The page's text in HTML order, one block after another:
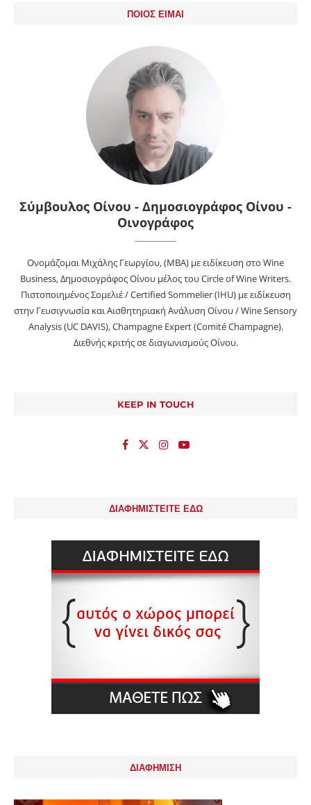
ΠΟΙΟΣ ΕΙΜΑΙ
Σύμβουλος Οίνου - Δημοσιογράφος Οίνου -
Οινογράφος
Ονομάζομαι Μιχάλης Γεωργίου, (MBA) με ειδίκευση στο Wine
Business, Δημοσιογράφος Οίνου μέλος του Circle of Wine Writers.
Πιστοποιημένος Σομελιέ / Certified Sommelier (IHU) με ειδίκευση
στην Γευσιγνωσία και Αισθητηριακή Ανάλυση Οίνου / Wine Sensory
Analysis (UC DAVIS), Champagne Expert (Comité Champagne).
Διεθνής κριτής σε διαγωνισμούς Οίνου.
KEEP IN TOUCH
ΔΙΑΦΗΜΙΣΤΕΙΤΕ ΕΔΩ
ΔΙΑΦΗΜΙΣΗ